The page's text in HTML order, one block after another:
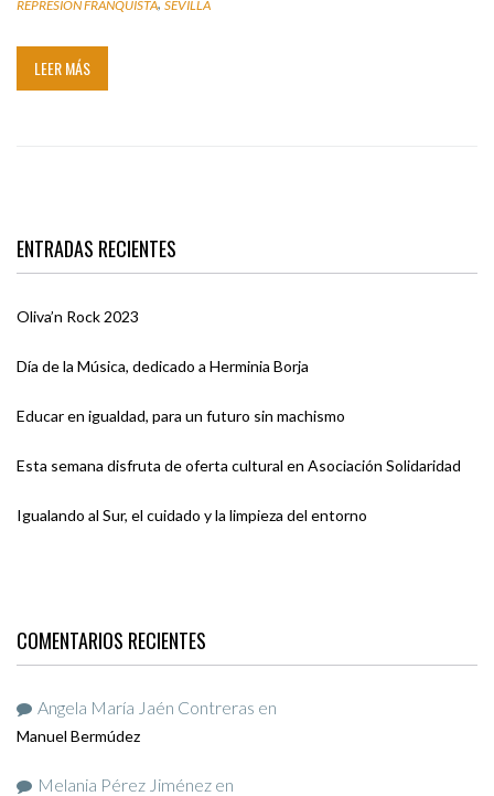
REPRESIÓN FRANQUISTA SEVILLA
LEER MÁS
ENTRADAS RECIENTES
Oliva’n Rock 2023
Día de la Música, dedicado a Herminia Borja
Educar en igualdad, para un futuro sin machismo
Esta semana disfruta de oferta cultural en Asociación Solidaridad
Igualando al Sur, el cuidado y la limpieza del entorno
COMENTARIOS RECIENTES
Angela María Jaén Contreras en
Manuel Bermúdez
Melania Pérez Jiménez en